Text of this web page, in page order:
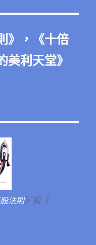
》，《十倍
美利天堂》
法則》和《